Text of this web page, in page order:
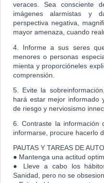
veraces. Sea consciente
imágenes alarmistas y
perspectiva negativa,
mayor amenaza, cuando
4. Informe a sus seres
menores o personas
mienta y proporcióneles
comprensión.
5. Evite la
hará estar mejor informado
de riesgo y nerviosismo
6. Contraste la información
informarse, procure hacerlo
PAUTAS Y TAREAS DE
● Mantenga una actitud
● Lleve a cabo los
Sanidad, pero no se